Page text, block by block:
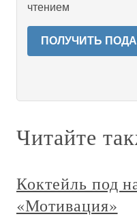
чтением
ПОЛУЧИТЬ
Читайте
Коктейль под
«Мотивация»